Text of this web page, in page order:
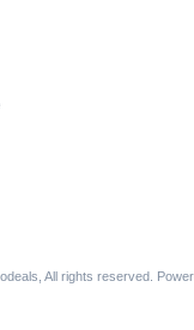
All rights reserved.